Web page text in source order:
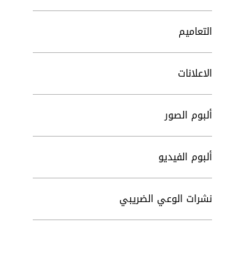
التعاميم
الاعلانات
ألبوم الصور
ألبوم الفيديو
نشرات الوعي الضريبي